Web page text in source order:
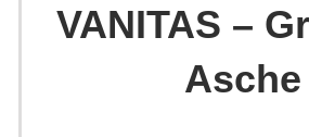
VANITAS –
Asche